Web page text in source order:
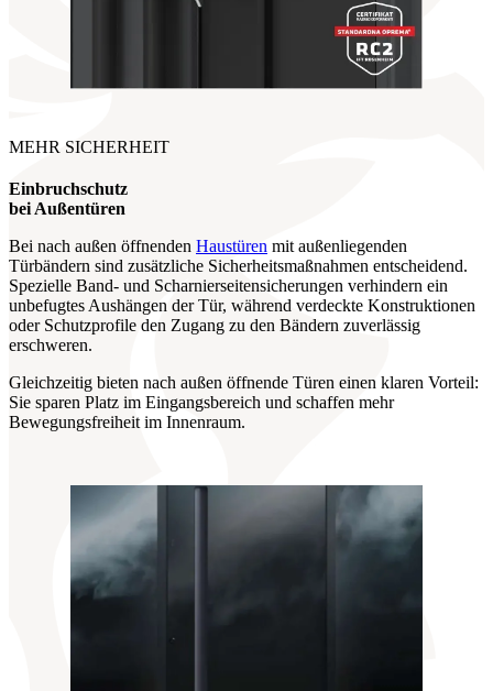
MEHR SICHERHEIT
Einbruchschutz
bei Außentüren
Bei nach außen öffnenden Haustüren mit außenliegenden
Türbändern sind zusätzliche Sicherheitsmaßnahmen entscheidend.
Spezielle Band‑ und Scharnierseitensicherungen verhindern ein
unbefugtes Aushängen der Tür, während verdeckte Konstruktionen
oder Schutzprofile den Zugang zu den Bändern zuverlässig
erschweren.
Gleichzeitig bieten nach außen öffnende Türen einen klaren Vorteil:
Sie sparen Platz im Eingangsbereich und schaffen mehr
Bewegungsfreiheit im Innenraum.